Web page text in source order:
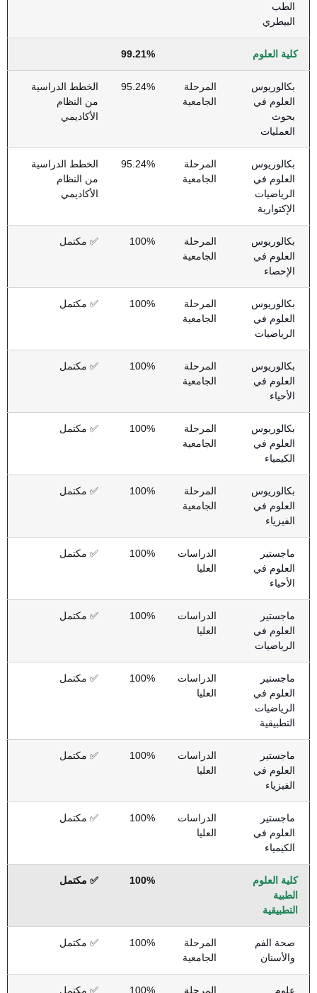
الطب
البيطري
كلية العلوم 99.21%
بكالوريوس
العلوم في
بحوث
العمليات
المرحلة
الجامعية
95.24%
الخطط الدراسية
من النظام
الأكاديمي
بكالوريوس
العلوم في
الرياضيات
الإكتوارية
المرحلة
الجامعية
95.24%
الخطط الدراسية
من النظام
الأكاديمي
بكالوريوس
العلوم في
الإحصاء
المرحلة
الجامعية
100% ✅ مكتمل
بكالوريوس
العلوم في
الرياضيات
المرحلة
الجامعية
100% ✅ مكتمل
بكالوريوس
العلوم في
الأحياء
المرحلة
الجامعية
100% ✅ مكتمل
بكالوريوس
العلوم في
الكيمياء
المرحلة
الجامعية
100% ✅ مكتمل
بكالوريوس
العلوم في
الفيزياء
المرحلة
الجامعية
100% ✅ مكتمل
ماجستير
العلوم في
الأحياء
الدراسات
العليا
100% ✅ مكتمل
ماجستير
العلوم في
الرياضيات
الدراسات
العليا
100% ✅ مكتمل
ماجستير
العلوم في
الرياضيات
التطبيقية
الدراسات
العليا
100% ✅ مكتمل
ماجستير
العلوم في
الفيزياء
الدراسات
العليا
100% ✅ مكتمل
ماجستير
العلوم في
الكيمياء
الدراسات
العليا
100% ✅ مكتمل
كلية العلوم
الطبية
التطبيقية
100% ✅ مكتمل
صحة الفم
والأسنان
المرحلة
الجامعية
100% ✅ مكتمل
علوم المرحلة 100% ✅ مكتمل